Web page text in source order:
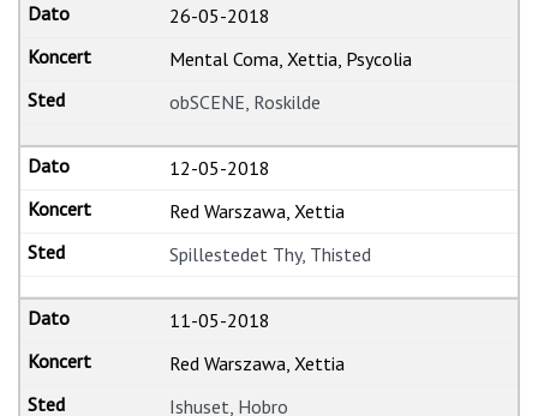
26-05-2018
Mental Coma, Xettia, Psycolia
obSCENE, Roskilde
12-05-2018
Red Warszawa, Xettia
Spillestedet Thy, Thisted
11-05-2018
Red Warszawa, Xettia
Ishuset, Hobro